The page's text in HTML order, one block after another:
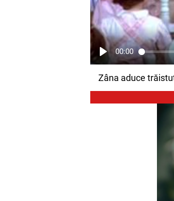
00:00
Zâna aduce